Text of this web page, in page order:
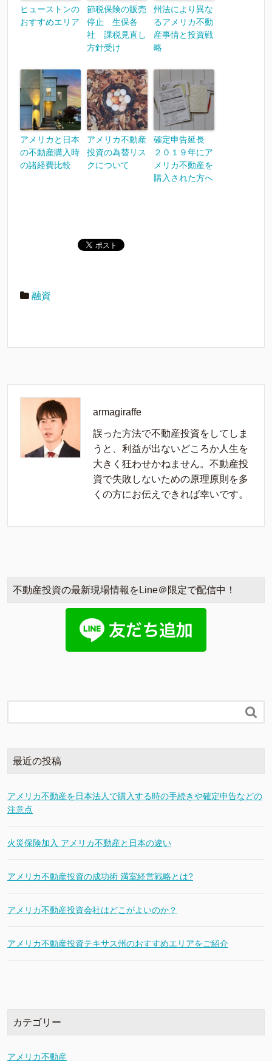
ヒューストンの
おすすめエリア
節税保険の販売
停止 生保各
社 課税見直し
方針受け
州法により異な
るアメリカ不動
産事情と投資戦
略
アメリカと日本
の不動産購入時
の諸経費比較
アメリカ不動産
投資の為替リス
クについて
確定申告延長
２０１９年にア
メリカ不動産を
購入された方へ
融資
armagiraffe
誤った方法で不動産投資をしてしま
うと、利益が出ないどころか人生を
大きく狂わせかねません。不動産投
資で失敗しないための原理原則を多
くの方にお伝えできれば幸いです。
不動産投資の最新現場情報をLine＠限定で配信中！

最近の投稿
アメリカ不動産を日本法人で購入する時の手続きや確定申告などの
注意点
火災保険加入 アメリカ不動産と日本の違い
アメリカ不動産投資の成功術 満室経営戦略とは?
アメリカ不動産投資会社はどこがよいのか？
アメリカ不動産投資テキサス州のおすすめエリアをご紹介
カテゴリー
アメリカ不動産